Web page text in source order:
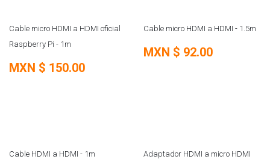
Cable micro HDMI a HDMI oficial
Raspberry Pi - 1m
MXN $ 150.00
Cable micro HDMI a HDMI - 1.5m
MXN $ 92.00
Cable HDMI a HDMI - 1m Adaptador HDMI a micro HDMI